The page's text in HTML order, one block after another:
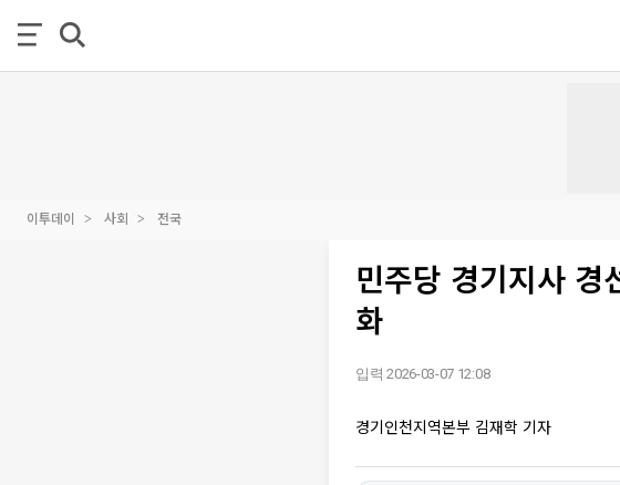
이투데이 사회 전국
민주당 경기지사
화
입력 2026-03-07 12:08
경기인천지역본부 김재학 기자